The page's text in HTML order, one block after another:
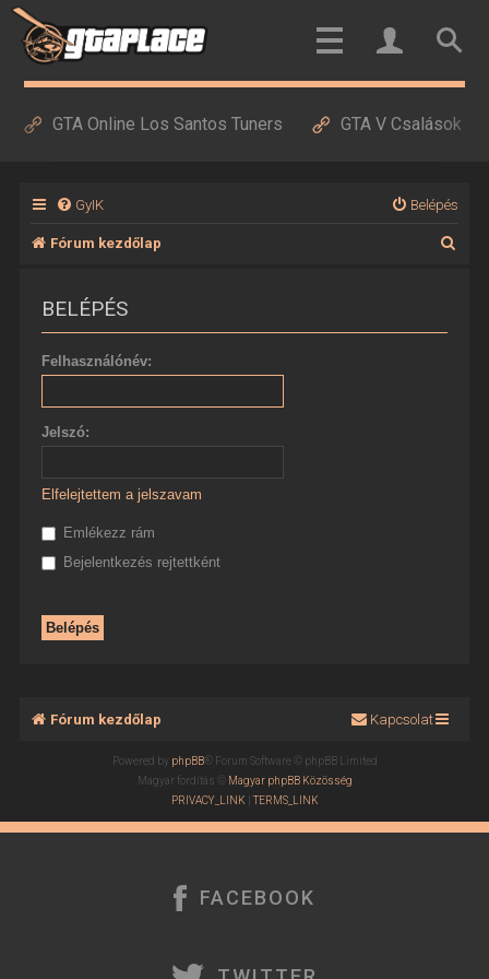
GTA Online Los Santos Tuners GTA V Csalások
GyIK Belépés
Fórum kezdőlap
BELÉPÉS
Felhasználónév:
Jelszó:
Elfelejtettem a jelszavam
Emlékezz rám
Bejelentkezés rejtettként
Fórum kezdőlap Kapcsolat
Powered by phpBB® Forum Software © phpBB Limited
Magyar fordítás © Magyar phpBB Közösség
PRIVACY_LINK |TERMS_LINK
FACEBOOK